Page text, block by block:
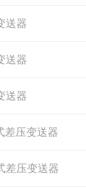
送器
送器
送器
差压变送器
差压变送器